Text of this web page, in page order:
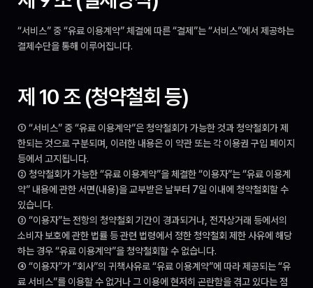
“서비스” 중 “유료 이용계약” 체결에 따른 “결제”는 “서비스”에서 제공하는
결제수단을 통해 이루어집니다.
제 10 조 (청약철회 등)
① “서비스” 중 “유료 이용계약”은 청약철회가 가능한 것과 청약철회가 제
한되는 것으로 구분되며, 이러한 내용은 이 약관 또는 각 이용권 구입 페이지
등에서 고지됩니다.
② 청약철회가 가능한 “유료 이용계약”을 체결한 “이용자”는 “유료 이용계
약” 내용에 관한 서면(내용)을 교부받은 날부터 7일 이내에 청약철회할 수
있습니다.
③ “이용자”는 전항의 청약철회 기간이 경과되거나, 전자상거래 등에서의
소비자 보호에 관한 법률 등 관련 법령에서 정한 청약철회 제한 사유에 해당
하는 경우 “유료 이용계약”을 청약철회할 수 없습니다.
④ “이용자”가 “회사”의 귀책사유로 “유료 이용계약”에 따라 제공되는 “유
료 서비스”를 이용할 수 없거나 그 이용에 현저히 곤란함을 겪고 있다는 점